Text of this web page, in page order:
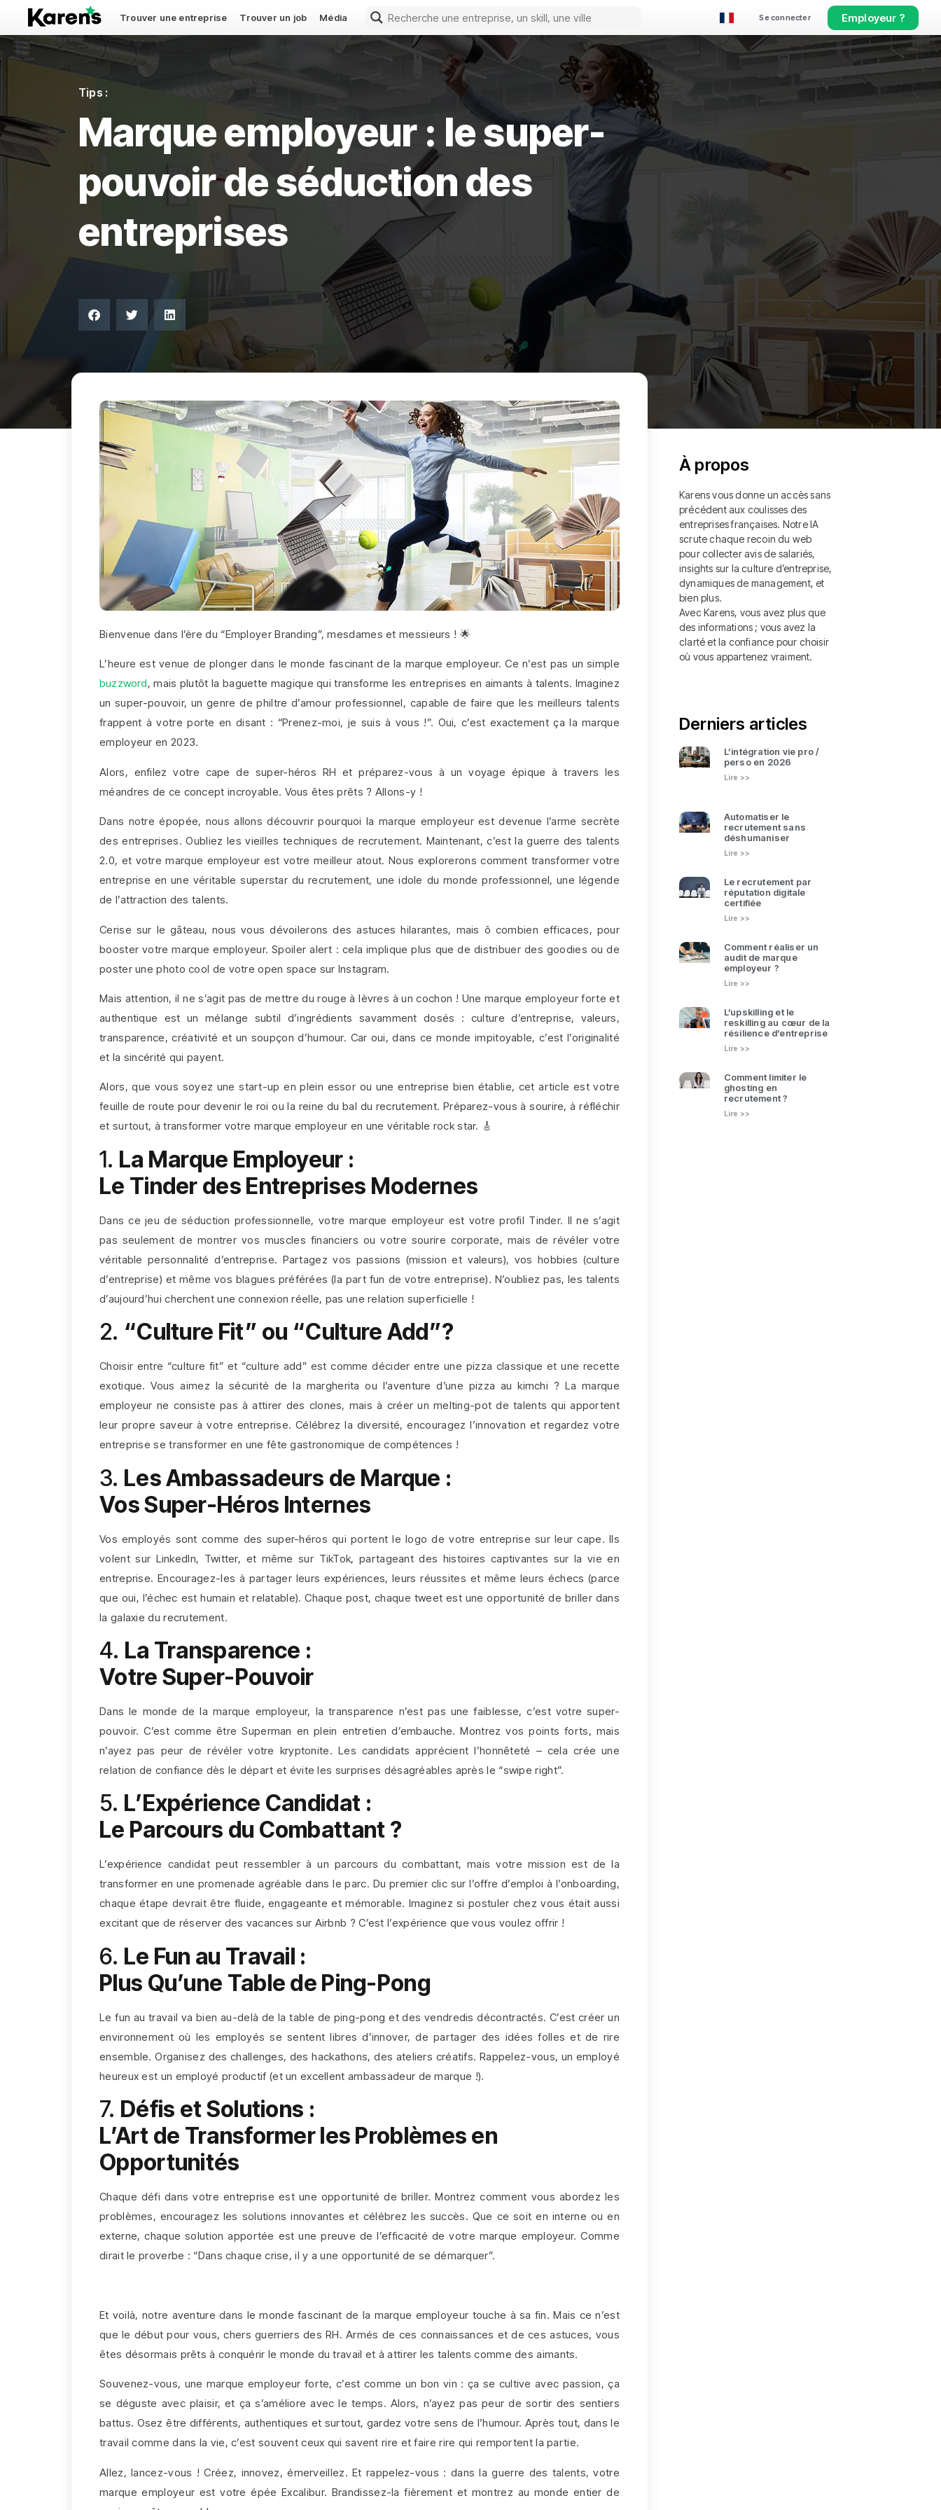
Trouver une entreprise Trouver un job Média Se connecter Employeur ?
Tips :
Marque employeur : le super-
pouvoir de séduction des
entreprises
Bienvenue dans l’ère du “Employer Branding”, mesdames et messieurs ! 🌟
L’heure est venue de plonger dans le monde fascinant de la marque employeur. Ce n’est pas un simple
buzzword, mais plutôt la baguette magique qui transforme les entreprises en aimants à talents. Imaginez
un super-pouvoir, un genre de philtre d’amour professionnel, capable de faire que les meilleurs talents
frappent à votre porte en disant : “Prenez-moi, je suis à vous !”. Oui, c’est exactement ça la marque
employeur en 2023.
Alors, enfilez votre cape de super-héros RH et préparez-vous à un voyage épique à travers les
méandres de ce concept incroyable. Vous êtes prêts ? Allons-y !
Dans notre épopée, nous allons découvrir pourquoi la marque employeur est devenue l’arme secrète
des entreprises. Oubliez les vieilles techniques de recrutement. Maintenant, c’est la guerre des talents
2.0, et votre marque employeur est votre meilleur atout. Nous explorerons comment transformer votre
entreprise en une véritable superstar du recrutement, une idole du monde professionnel, une légende
de l’attraction des talents.
Cerise sur le gâteau, nous vous dévoilerons des astuces hilarantes, mais ô combien efficaces, pour
booster votre marque employeur. Spoiler alert : cela implique plus que de distribuer des goodies ou de
poster une photo cool de votre open space sur Instagram.
Mais attention, il ne s’agit pas de mettre du rouge à lèvres à un cochon ! Une marque employeur forte et
authentique est un mélange subtil d’ingrédients savamment dosés : culture d’entreprise, valeurs,
transparence, créativité et un soupçon d’humour. Car oui, dans ce monde impitoyable, c’est l’originalité
et la sincérité qui payent.
Alors, que vous soyez une start-up en plein essor ou une entreprise bien établie, cet article est votre
feuille de route pour devenir le roi ou la reine du bal du recrutement. Préparez-vous à sourire, à réfléchir
et surtout, à transformer votre marque employeur en une véritable rock star. 🎸
1. La Marque Employeur :
Le Tinder des Entreprises Modernes
Dans ce jeu de séduction professionnelle, votre marque employeur est votre profil Tinder. Il ne s’agit
pas seulement de montrer vos muscles financiers ou votre sourire corporate, mais de révéler votre
véritable personnalité d’entreprise. Partagez vos passions (mission et valeurs), vos hobbies (culture
d’entreprise) et même vos blagues préférées (la part fun de votre entreprise). N’oubliez pas, les talents
d’aujourd’hui cherchent une connexion réelle, pas une relation superficielle !
2. “Culture Fit” ou “Culture Add”?
Choisir entre “culture fit” et “culture add” est comme décider entre une pizza classique et une recette
exotique. Vous aimez la sécurité de la margherita ou l’aventure d’une pizza au kimchi ? La marque
employeur ne consiste pas à attirer des clones, mais à créer un melting-pot de talents qui apportent
leur propre saveur à votre entreprise. Célébrez la diversité, encouragez l’innovation et regardez votre
entreprise se transformer en une fête gastronomique de compétences !
3. Les Ambassadeurs de Marque :
Vos Super-Héros Internes
Vos employés sont comme des super-héros qui portent le logo de votre entreprise sur leur cape. Ils
volent sur LinkedIn, Twitter, et même sur TikTok, partageant des histoires captivantes sur la vie en
entreprise. Encouragez-les à partager leurs expériences, leurs réussites et même leurs échecs (parce
que oui, l’échec est humain et relatable). Chaque post, chaque tweet est une opportunité de briller dans
la galaxie du recrutement.
4. La Transparence :
Votre Super-Pouvoir
Dans le monde de la marque employeur, la transparence n’est pas une faiblesse, c’est votre super-
pouvoir. C’est comme être Superman en plein entretien d’embauche. Montrez vos points forts, mais
n’ayez pas peur de révéler votre kryptonite. Les candidats apprécient l’honnêteté – cela crée une
relation de confiance dès le départ et évite les surprises désagréables après le “swipe right”.
5. L’Expérience Candidat :
Le Parcours du Combattant ?
L’expérience candidat peut ressembler à un parcours du combattant, mais votre mission est de la
transformer en une promenade agréable dans le parc. Du premier clic sur l’offre d’emploi à l’onboarding,
chaque étape devrait être fluide, engageante et mémorable. Imaginez si postuler chez vous était aussi
excitant que de réserver des vacances sur Airbnb ? C’est l’expérience que vous voulez offrir !
6. Le Fun au Travail :
Plus Qu’une Table de Ping-Pong
Le fun au travail va bien au-delà de la table de ping-pong et des vendredis décontractés. C’est créer un
environnement où les employés se sentent libres d’innover, de partager des idées folles et de rire
ensemble. Organisez des challenges, des hackathons, des ateliers créatifs. Rappelez-vous, un employé
heureux est un employé productif (et un excellent ambassadeur de marque !).
7. Défis et Solutions :
L’Art de Transformer les Problèmes en
Opportunités
Chaque défi dans votre entreprise est une opportunité de briller. Montrez comment vous abordez les
problèmes, encouragez les solutions innovantes et célébrez les succès. Que ce soit en interne ou en
externe, chaque solution apportée est une preuve de l’efficacité de votre marque employeur. Comme
dirait le proverbe : “Dans chaque crise, il y a une opportunité de se démarquer”.
Et voilà, notre aventure dans le monde fascinant de la marque employeur touche à sa fin. Mais ce n’est
que le début pour vous, chers guerriers des RH. Armés de ces connaissances et de ces astuces, vous
êtes désormais prêts à conquérir le monde du travail et à attirer les talents comme des aimants.
Souvenez-vous, une marque employeur forte, c’est comme un bon vin : ça se cultive avec passion, ça
se déguste avec plaisir, et ça s’améliore avec le temps. Alors, n’ayez pas peur de sortir des sentiers
battus. Osez être différents, authentiques et surtout, gardez votre sens de l’humour. Après tout, dans le
travail comme dans la vie, c’est souvent ceux qui savent rire et faire rire qui remportent la partie.
Allez, lancez-vous ! Créez, innovez, émerveillez. Et rappelez-vous : dans la guerre des talents, votre
marque employeur est votre épée Excalibur. Brandissez-la fièrement et montrez au monde entier de
À propos
Karens vous donne un accès sans
précédent aux coulisses des
entreprises françaises. Notre IA
scrute chaque recoin du web
pour collecter avis de salariés,
insights sur la culture d’entreprise,
dynamiques de management, et
bien plus.
Avec Karens, vous avez plus que
des informations ; vous avez la
clarté et la confiance pour choisir
où vous appartenez vraiment.
Derniers articles
L’intégration vie pro /
perso en 2026
Lire >>
Automatiser le
recrutement sans
déshumaniser
Lire >>
Le recrutement par
réputation digitale
certifiée
Lire >>
Comment réaliser un
audit de marque
employeur ?
Lire >>
L’upskilling et le
reskilling au cœur de la
résilience d’entreprise
Lire >>
Comment limiter le
ghosting en
recrutement ?
Lire >>